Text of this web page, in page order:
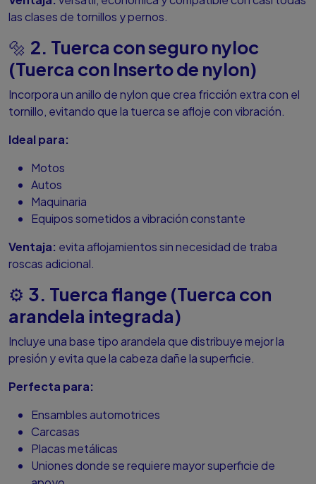
las clases de tornillos y pernos.
🔩 2. Tuerca con seguro nyloc
(Tuerca con Inserto de nylon)
Incorpora un anillo de nylon que crea fricción extra con el
tornillo, evitando que la tuerca se afloje con vibración.
Ideal para:
Motos
Autos
Maquinaria
Equipos sometidos a vibración constante
Ventaja: evita aflojamientos sin necesidad de traba
roscas adicional.
⚙️ 3. Tuerca flange (Tuerca con
arandela integrada)
Incluye una base tipo arandela que distribuye mejor la
presión y evita que la cabeza dañe la superficie.
Perfecta para:
Ensambles automotrices
Carcasas
Placas metálicas
Uniones donde se requiere mayor superficie de